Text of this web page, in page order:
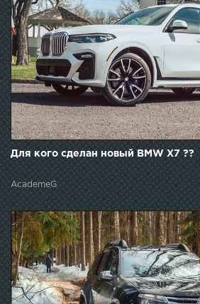
Для кого сделан новый BMW X7 ??
AcademeG